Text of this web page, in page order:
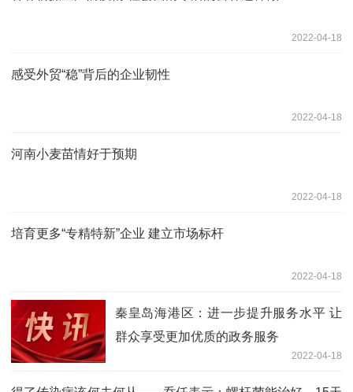
2022-04-18
感受外贸“稳”背后的企业韧性
2022-04-18
河南小麦苗情好于预期
2022-04-18
培育更多“专精特新”企业 建立市场标杆
2022-04-18
秦皇岛海港区：进一步提升服务水平 让
群众享受更加优质的政务服务
2022-04-18